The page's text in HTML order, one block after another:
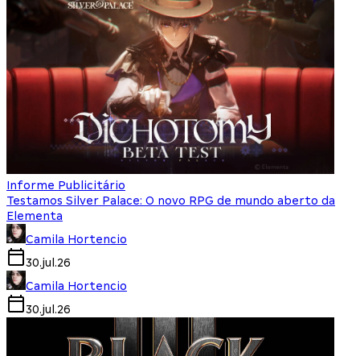
Informe Publicitário
Testamos Silver Palace: O novo RPG de mundo aberto da
Elementa
Camila Hortencio
30.jul.26
Camila Hortencio
30.jul.26